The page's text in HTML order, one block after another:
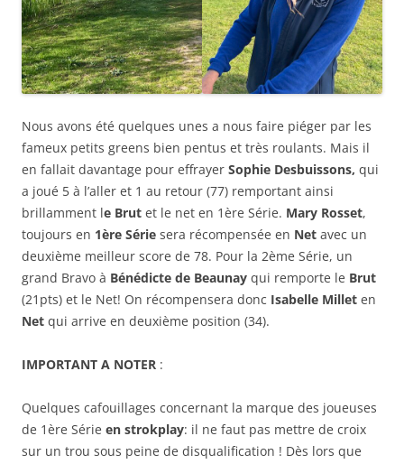
Nous avons été quelques unes a nous faire piéger par les
fameux petits greens bien pentus et très roulants. Mais il
en fallait davantage pour effrayer Sophie Desbuissons, qui
a joué 5 à l’aller et 1 au retour (77) remportant ainsi
brillamment le Brut et le net en 1ère Série. Mary Rosset,
toujours en 1ère Série sera récompensée en Net avec un
deuxième meilleur score de 78. Pour la 2ème Série, un
grand Bravo à Bénédicte de Beaunay qui remporte le Brut
(21pts) et le Net! On récompensera donc Isabelle Millet en
Net qui arrive en deuxième position (34).
IMPORTANT A NOTER :
Quelques cafouillages concernant la marque des joueuses
de 1ère Série en strokplay: il ne faut pas mettre de croix
sur un trou sous peine de disqualification ! Dès lors que